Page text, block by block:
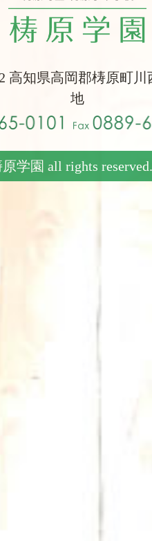
高知県高岡郡梼原町川
地
学園 all rights reserved.